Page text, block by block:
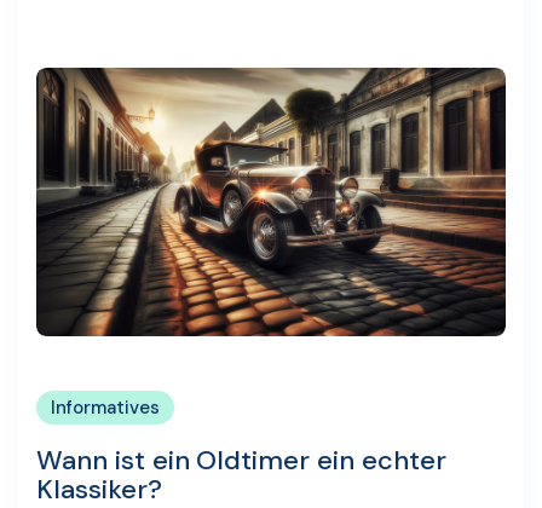
Informatives
Wann ist ein Oldtimer ein echter
Klassiker?